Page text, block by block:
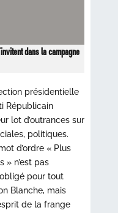
dans la campagne
présidentielle
Républicain
lot d’outrances sur
politiques.
d’ordre « Plus
» n’est pas
pour tout
Blanche, mais
de la frange